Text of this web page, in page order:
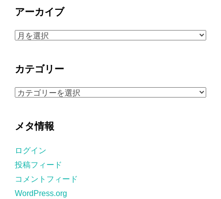
アーカイブ
ア
ブ
カテゴリー
カ
ー
メタ情報
ログイン
投稿フィード
コメントフィード
WordPress.org